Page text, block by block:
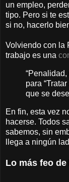
un empleo,
tipo. Pero si te
si no, hacerlo
Volviendo con la
trabajo es una
para
que se
En fin, esta vez
hacerse. Todos
sabemos, sin
llega a ningún
Lo más feo